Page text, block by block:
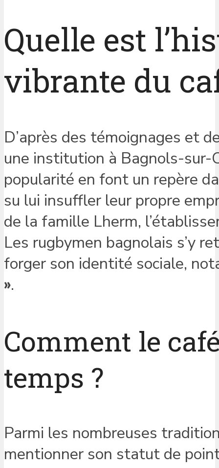
Quelle est
vibrante du
D’après des témoignages et
une institution à Bagnols-sur-
popularité en font un repère
su lui insuffler leur propre
de la famille Lherm,
Les rugbymen bagnolais s’y
forger son identité sociale,
».
Comment le
temps ?
Parmi les nombreuses
mentionner son statut de